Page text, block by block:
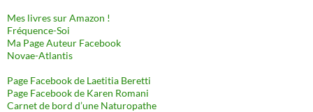
Mes livres sur Amazon !
Fréquence-Soi
Ma Page Auteur Facebook
Novae-Atlantis
Page Facebook de Laetitia Beretti
Page Facebook de Karen Romani
Carnet de bord d’une Naturopathe